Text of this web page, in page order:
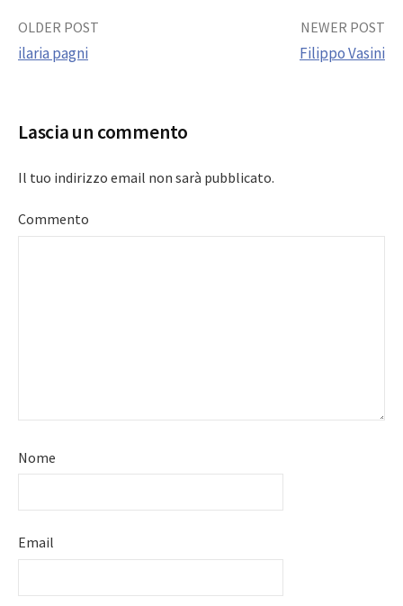
Post
OLDER POST
ilaria pagni
NEWER POST
Filippo Vasini
Lascia un commento
Il tuo indirizzo email non sarà pubblicato.
Commento
Nome
Email